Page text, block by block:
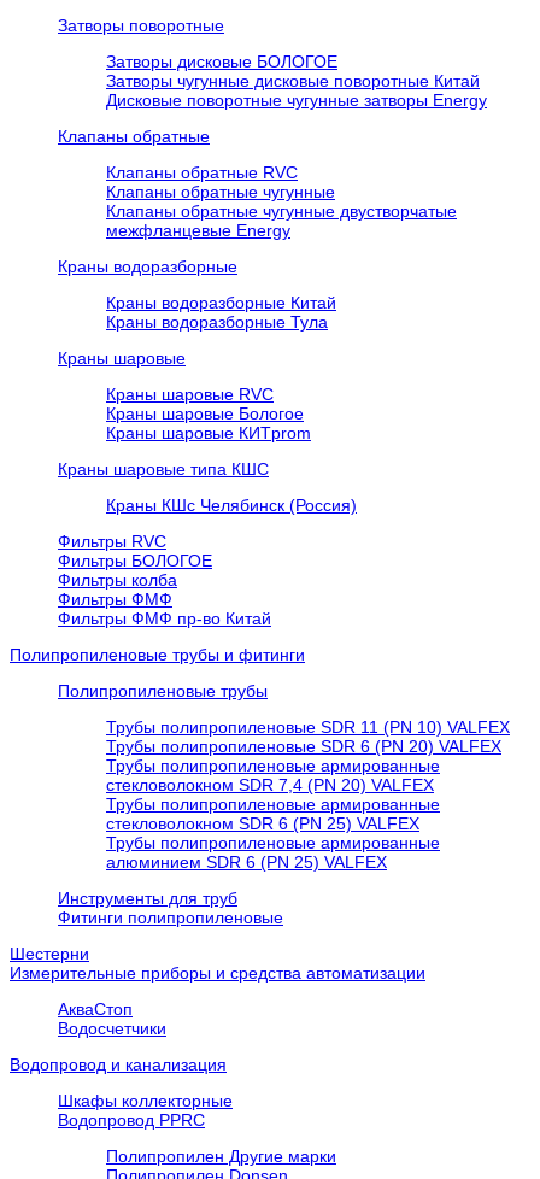
Затворы поворотные
Затворы дисковые БОЛОГОЕ
Затворы чугунные дисковые поворотные Китай
Дисковые поворотные чугунные затворы Energy
Клапаны обратные
Клапаны обратные RVC
Клапаны обратные чугунные
Клапаны обратные чугунные двустворчатые
межфланцевые Energy
Краны водоразборные
Краны водоразборные Китай
Краны водоразборные Тула
Краны шаровые
Краны шаровые RVC
Краны шаровые Бологое
Краны шаровые КИТprom
Краны шаровые типа КШС
Краны КШс Челябинск (Россия)
Фильтры RVC
Фильтры БОЛОГОЕ
Фильтры колба
Фильтры ФМФ
Фильтры ФМФ пр-во Китай
Полипропиленовые трубы и фитинги
Полипропиленовые трубы
Трубы полипропиленовые SDR 11 (PN 10) VALFEX
Трубы полипропиленовые SDR 6 (PN 20) VALFEX
Трубы полипропиленовые армированные
стекловолокном SDR 7,4 (PN 20) VALFEX
Трубы полипропиленовые армированные
стекловолокном SDR 6 (PN 25) VALFEX
Трубы полипропиленовые армированные
алюминием SDR 6 (PN 25) VALFEX
Инструменты для труб
Фитинги полипропиленовые
Шестерни
Измерительные приборы и средства автоматизации
АкваСтоп
Водосчетчики
Водопровод и канализация
Шкафы коллекторные
Водопровод PPRC
Полипропилен Другие марки